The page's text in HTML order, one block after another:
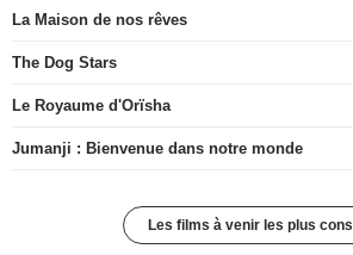
La Maison de nos rêves
The Dog Stars
Le Royaume d'Orïsha
Jumanji : Bienvenue dans notre monde
Les films à venir les plus